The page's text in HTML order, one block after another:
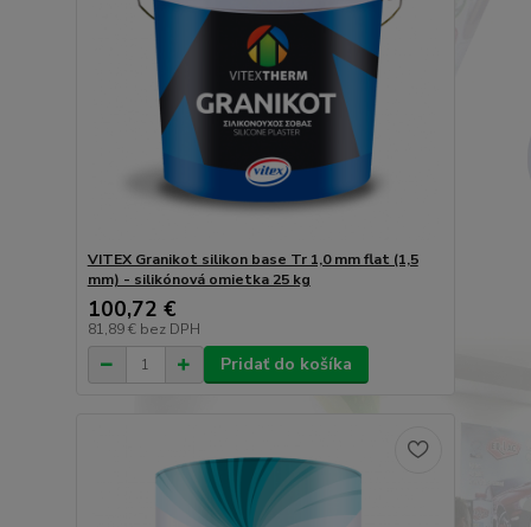
VITEX Granikot silikon base Tr 1,0 mm flat (1,5
mm) - silikónová omietka 25 kg
100,72 €
81,89 € bez DPH
Pridať do košíka